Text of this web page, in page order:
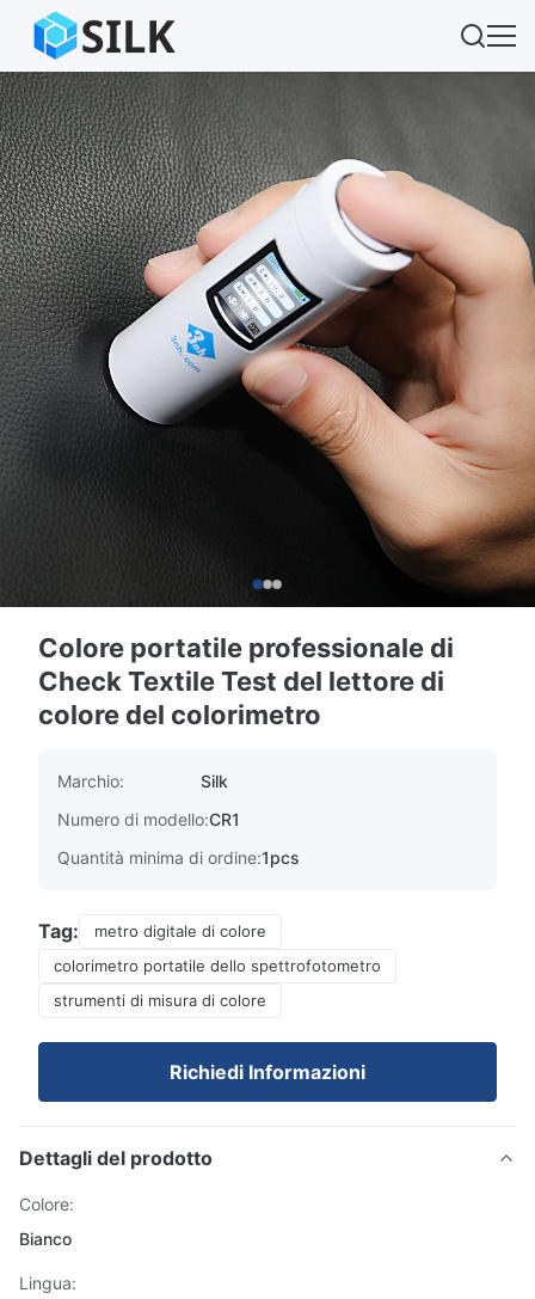
Colore portatile professionale di
Check Textile Test del lettore di
colore del colorimetro
Marchio:
Silk
Numero di modello:CR1
Quantità minima di ordine:1pcs
Tag:
metro digitale di colore
colorimetro portatile dello spettrofotometro
strumenti di misura di colore
Richiedi Informazioni
Dettagli del prodotto
Colore:
Bianco
Lingua: